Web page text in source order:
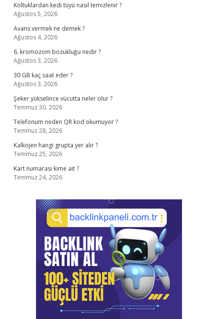
Koltuklardan kedi tüyü nasıl temizlenir ?
Ağustos 5, 2026
Avans vermek ne demek ?
Ağustos 4, 2026
6. kromozom bozukluğu nedir ?
Ağustos 3, 2026
30 GB kaç saat eder ?
Ağustos 3, 2026
Şeker yükselince vücutta neler olur ?
Temmuz 30, 2026
Telefonum neden QR kod okumuyor ?
Temmuz 28, 2026
Kalkojen hangi grupta yer alır ?
Temmuz 25, 2026
Kart numarası kime ait ?
Temmuz 24, 2026